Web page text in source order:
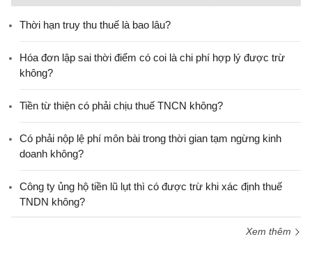
Thời hạn truy thu thuế là bao lâu?
Hóa đơn lập sai thời điểm có coi là chi phí hợp lý được trừ
không?
Tiền từ thiện có phải chịu thuế TNCN không?
Có phải nộp lệ phí môn bài trong thời gian tạm ngừng kinh
doanh không?
Công ty ủng hộ tiền lũ lụt thì có được trừ khi xác định thuế
TNDN không?
Xem thêm